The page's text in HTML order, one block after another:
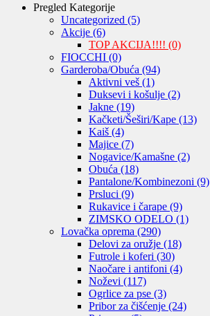
Pregled Kategorije
Uncategorized (5)
Akcije (6)
TOP AKCIJA!!!! (0)
FIOCCHI (0)
Garderoba/Obuća (94)
Aktivni veš (1)
Duksevi i košulje (2)
Jakne (19)
Kačketi/Šeširi/Kape (13)
Kaiš (4)
Majice (7)
Nogavice/Kamašne (2)
Obuća (18)
Pantalone/Kombinezoni (9)
Prsluci (9)
Rukavice i čarape (9)
ZIMSKO ODELO (1)
Lovačka oprema (290)
Delovi za oružje (18)
Futrole i koferi (30)
Naočare i antifoni (4)
Noževi (117)
Ogrlice za pse (3)
Pribor za čišćenje (24)